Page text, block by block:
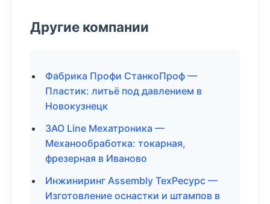
Другие компании
Фабрика Профи СтанкоПроф —
Пластик: литьё под давлением в
Новокузнецк
ЗАО Line Мехатроника —
Механообработка: токарная,
фрезерная в Иваново
Инжиниринг Assembly ТехРесурс —
Изготовление оснастки и штампов в